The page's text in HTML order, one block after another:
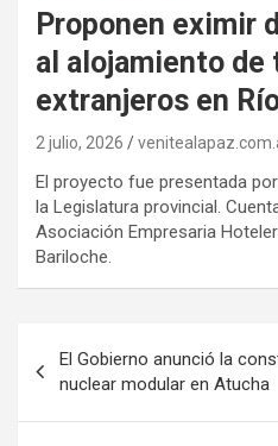
Proponen eximir
al alojamiento
extranjeros en
2 julio, 2026
El proyecto fue presentada
la Legislatura provincial.
Asociación Empresaria
Bariloche.
de
entradas
El Gobierno anunció la
nuclear modular en Atucha